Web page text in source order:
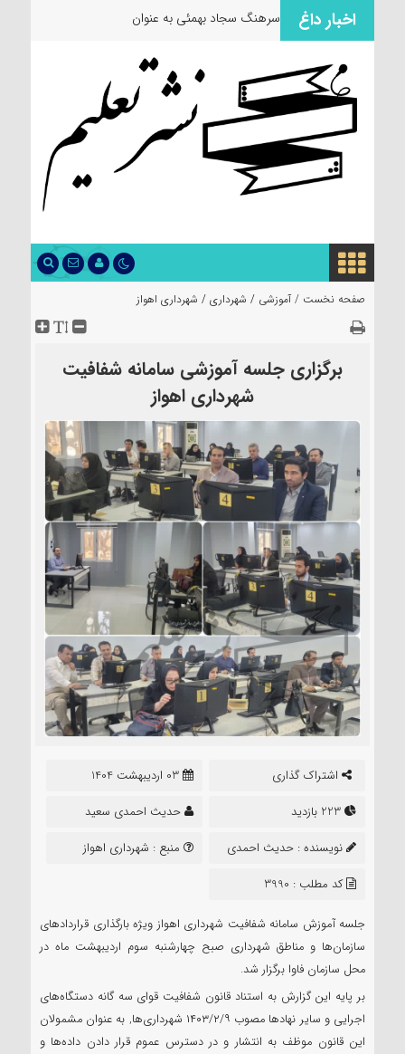
اخبار داغ سرهنگ سجاد بهمئی به عنوان مسئول ج
صفحه نخست / آموزشی / شهرداری / شهرداری اهواز
برگزاری جلسه آموزشی سامانه شفافیت
شهرداری اهواز
اشتراک گذاری
03 اردیبهشت 1404
حدیث احمدی سعید
نویسنده : حدیث احمدی
سعید
منبع : شهرداری اهواز
کد مطلب : 3990
جلسه آموزش سامانه شفافیت شهرداری اهواز ویژه بارگذاری قراردادهای
سازمان‌ها و مناطق شهرداری صبح چهارشنبه سوم اردیبهشت ماه در
محل سازمان فاوا برگزار شد.
بر پایه این گزارش به استناد قانون شفافیت قوای سه گانه دستگاه‌های
اجرایی و سایر نهادها مصوب ۱۴۰۳/۲/۹ شهرداری‌ها, به عنوان مشمولان
این قانون موظف به انتشار و در دسترس عموم قرار دادن داده‌ها و